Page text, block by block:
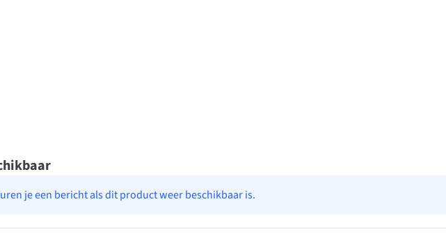
je een bericht als dit product weer beschikbaar is.